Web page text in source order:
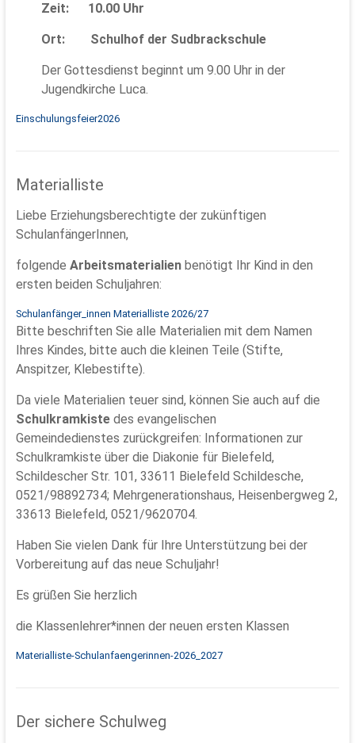
Zeit: 10.00 Uhr
Ort: Schulhof der Sudbrackschule
Der Gottesdienst beginnt um 9.00 Uhr in der
Jugendkirche Luca.
Einschulungsfeier2026
Materialliste
Liebe Erziehungsberechtigte der zukünftigen
SchulanfängerInnen,
folgende Arbeitsmaterialienbenötigt Ihr Kind in den
ersten beiden Schuljahren:
Schulanfänger_innen Materialliste 2026/27
Bitte beschriften Sie alle Materialien mit dem Namen
Ihres Kindes, bitte auch die kleinen Teile (Stifte,
Anspitzer, Klebestifte).
Da viele Materialien teuer sind, können Sie auch auf die
Schulkramkistedes evangelischen
Gemeindedienstes zurückgreifen: Informationen zur
Schulkramkiste über die Diakonie für Bielefeld,
Schildescher Str. 101, 33611 Bielefeld Schildesche,
0521/98892734; Mehrgenerationshaus, Heisenbergweg 2,
33613 Bielefeld, 0521/9620704.
Haben Sie vielen Dank für Ihre Unterstützung bei der
Vorbereitung auf das neue Schuljahr!
Es grüßen Sie herzlich
die Klassenlehrer*innen der neuen ersten Klassen
Materialliste-Schulanfaengerinnen-2026_2027
Der sichere Schulweg